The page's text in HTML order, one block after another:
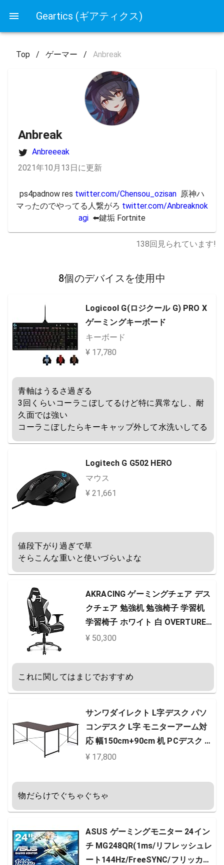
Geartics (ギアティクス)
Top / ゲーマー / Anbreak
Anbreak
Anbreeeak
2021年10月13日に更新
ps4padnow res twitter.com/Chensou_ozisan
  原神ハ
マったのでやってる人繋がろ twitter.com/Anbreaknok
agi
  ⬅️鍵垢 Fortnite
138回見られています!
8個のデバイスを使用中
Logicool G(ロジクール G) PRO X
ゲーミングキーボード
キーボード
¥ 17,780
青軸はうるさ過ぎる
3回くらいコーラこぼしてるけど特に異常なし、耐
久面では強い
コーラこぼしたらキーキャップ外して水洗いしてる
Logitech G G502 HERO
マウス
¥ 21,661
値段下がり過ぎで草
そらこんな重いと使いづらいよな
AKRACING ゲーミングチェア デス
クチェア 勉強机 勉強椅子 学習机
学習椅子 ホワイト 白 OVERTURE
高耐久PUレザー 180度リクライニ
¥ 50,300
これに関してはまじでおすすめ
サンワダイレクト L字デスク パソ
コンデスク L字 モニターアーム対
応 幅150cm+90cm 机 PCデスク 木
製 ダークブラウン 100-DESKH011
¥ 17,800
物だらけでぐちゃぐちゃ
ASUS ゲーミングモニター 24イン
チ MG248QR(1ms/リフレッシュレ
ート144Hz/FreeSYNC/フリッカー